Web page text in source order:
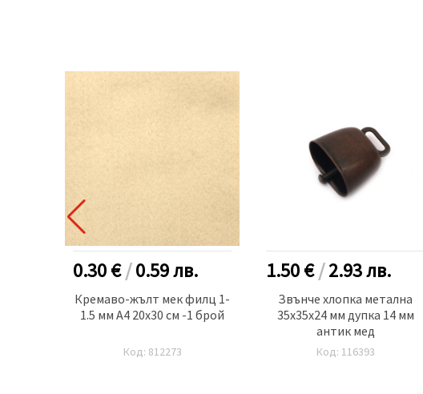
0.30 €/0.59лв.
Кремаво-жълт мек филц 1-
1.5 мм A4 20x30 см -1 брой
Код: 812273
1.50 €/2.93лв.
Звънче хлопка метална
35x35x24 мм дупка 14 мм
антик мед
Код: 116393